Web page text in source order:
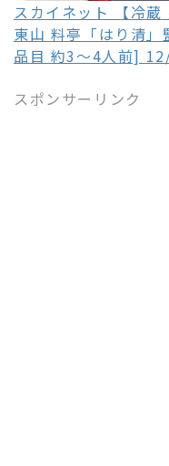
スカイネット 【冷
東山 料亭「はり清
品目 約3～4人前]
スポンサーリンク